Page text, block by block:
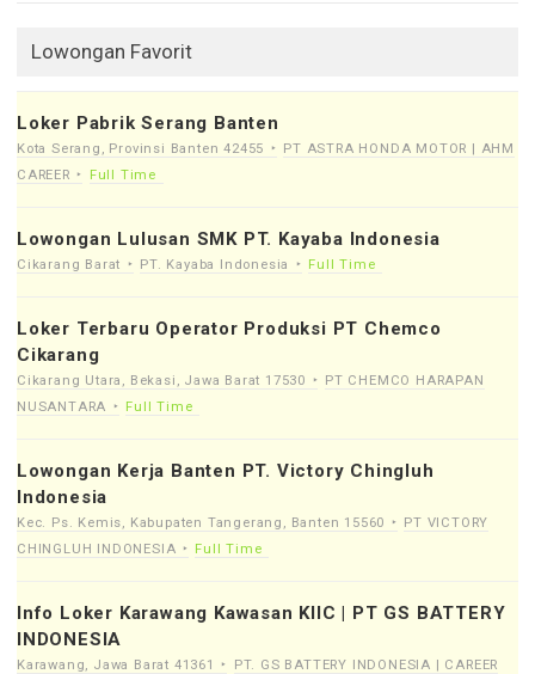
Lowongan Favorit
Loker Pabrik Serang Banten
Kota Serang, Provinsi Banten 42455
PT ASTRA HONDA MOTOR | AHM
CAREER
Full Time
Lowongan Lulusan SMK PT. Kayaba Indonesia
Cikarang Barat PT. Kayaba Indonesia Full Time
Loker Terbaru Operator Produksi PT Chemco
Cikarang
Cikarang Utara, Bekasi, Jawa Barat 17530
PT CHEMCO HARAPAN
NUSANTARA
Full Time
Lowongan Kerja Banten PT. Victory Chingluh
Indonesia
Kec. Ps. Kemis, Kabupaten Tangerang, Banten 15560
PT VICTORY
CHINGLUH INDONESIA
Full Time
Info Loker Karawang Kawasan KIIC | PT GS BATTERY
INDONESIA
Karawang, Jawa Barat 41361
PT. GS BATTERY INDONESIA | CAREER